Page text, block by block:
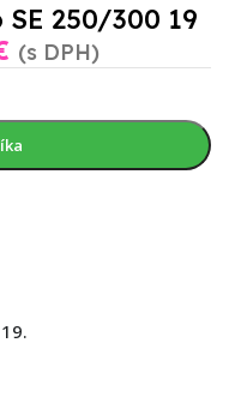
250/300 19
(s DPH)